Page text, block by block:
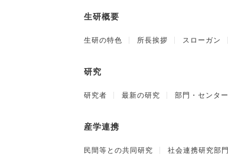
生研概要
生研の特色 所長挨拶 スローガン
研究
研究者 最新の研究 部門・センター
産学連携
民間等との共同研究 社会連携研究部門